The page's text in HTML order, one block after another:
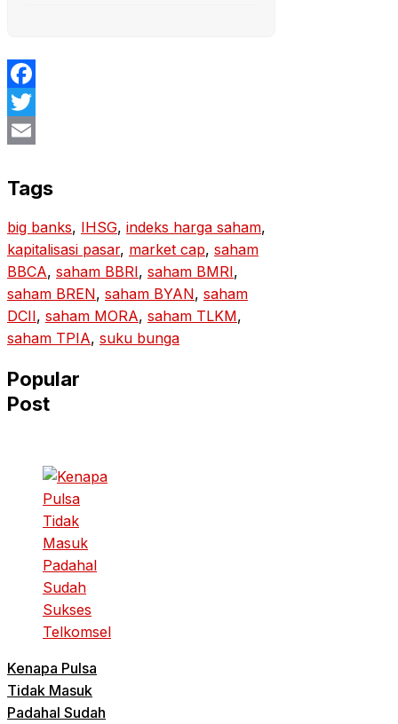
Facebook
Twitter
Tags
big banks, IHSG, indeks harga saham
kapitalisasi pasar, market cap, saham
BBCA, saham BBRI, saham BMRI
saham BREN, saham BYAN, saham
DCII, saham MORA, saham TLKM
saham TPIA, suku bunga
Popular
Post
Kenapa Pulsa
Tidak Masuk
Padahal Sudah